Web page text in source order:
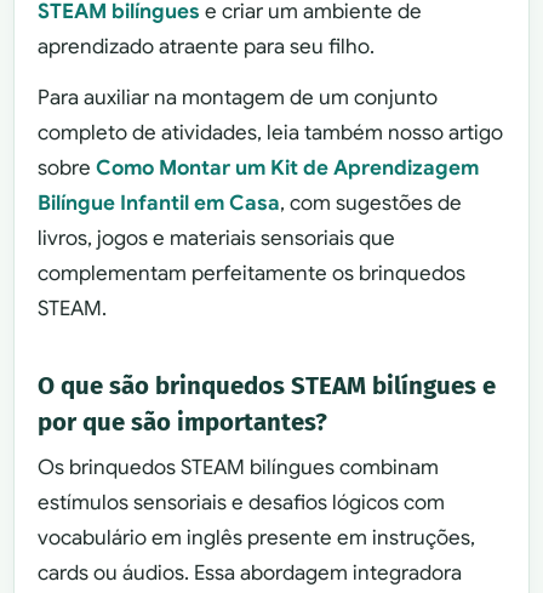
STEAM bilíngues e criar um ambiente de
aprendizado atraente para seu filho.
Para auxiliar na montagem de um conjunto
completo de atividades, leia também nosso artigo
sobreComo Montar um Kit de Aprendizagem
Bilíngue Infantil em Casa, com sugestões de
livros, jogos e materiais sensoriais que
complementam perfeitamente os brinquedos
STEAM.
O que são brinquedos STEAM bilíngues e
por que são importantes?
Os brinquedos STEAM bilíngues combinam
estímulos sensoriais e desafios lógicos com
vocabulário em inglês presente em instruções,
cards ou áudios. Essa abordagem integradora